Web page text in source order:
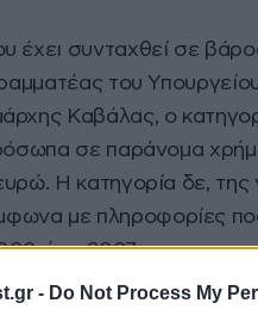
- Do Not Process My
έχει συνταχθεί σε
του
Καβάλας, ο
σε παράνομα
Η κατηγορία δε, της
με πληροφορίες
έως 2007.